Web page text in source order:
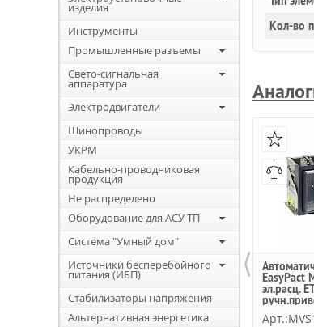
изделия
Инструменты
Промышленные разъемы
Свето-сигнальная
аппаратура
Электродвигатели
Шинопроводы
УКРМ
Кабельно-проводниковая
продукция
Не распределено
Оборудование для АСУ ТП
Система "Умный дом"
Источники бесперебойного
питания (ИБП)
Стабилизаторы напряжения
Альтернативная энергетика
Кол-во
EasyPact
эл.расц.
Electric
⟨